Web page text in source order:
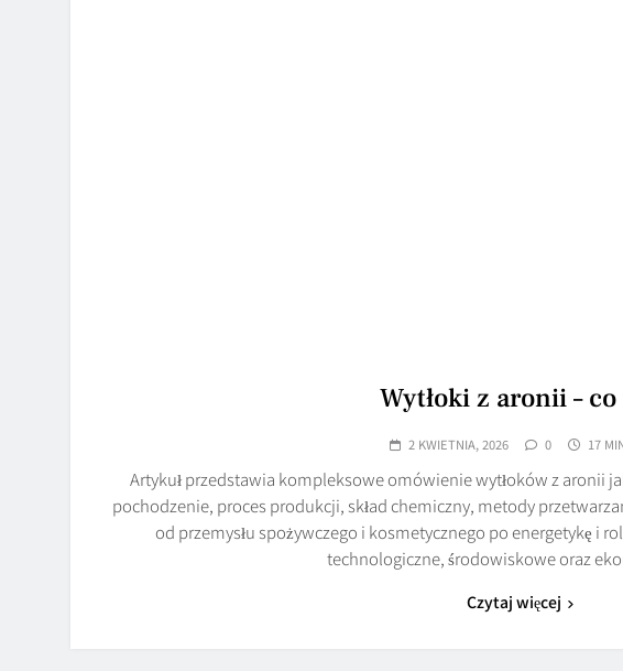
Wytłoki z aronii – co
2 KWIETNIA, 2026 0 17
Artykuł przedstawia kompleksowe omówienie wytłoków z aronii
pochodzenie, proces produkcji, skład chemiczny, metody
od przemysłu spożywczego i kosmetycznego po energetykę i
technologiczne, środowiskowe oraz
Czytaj więcej